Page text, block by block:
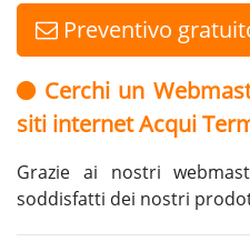
Preventivo
Cerchi un
siti internet Acqui
Grazie ai nostri
soddisfatti dei nostri